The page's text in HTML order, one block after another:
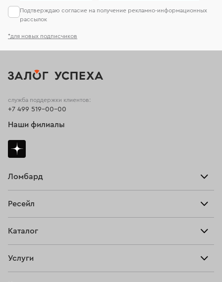
*для новых подписчиков
Подтверждаю согласие на получение рекламно-информационных
рассылок
Ломбард
Тарифы
Ресейл
Купить
Каталог
Услуги
служба поддержки клиентов:
+7 499 519-00-00
Наши филиалы